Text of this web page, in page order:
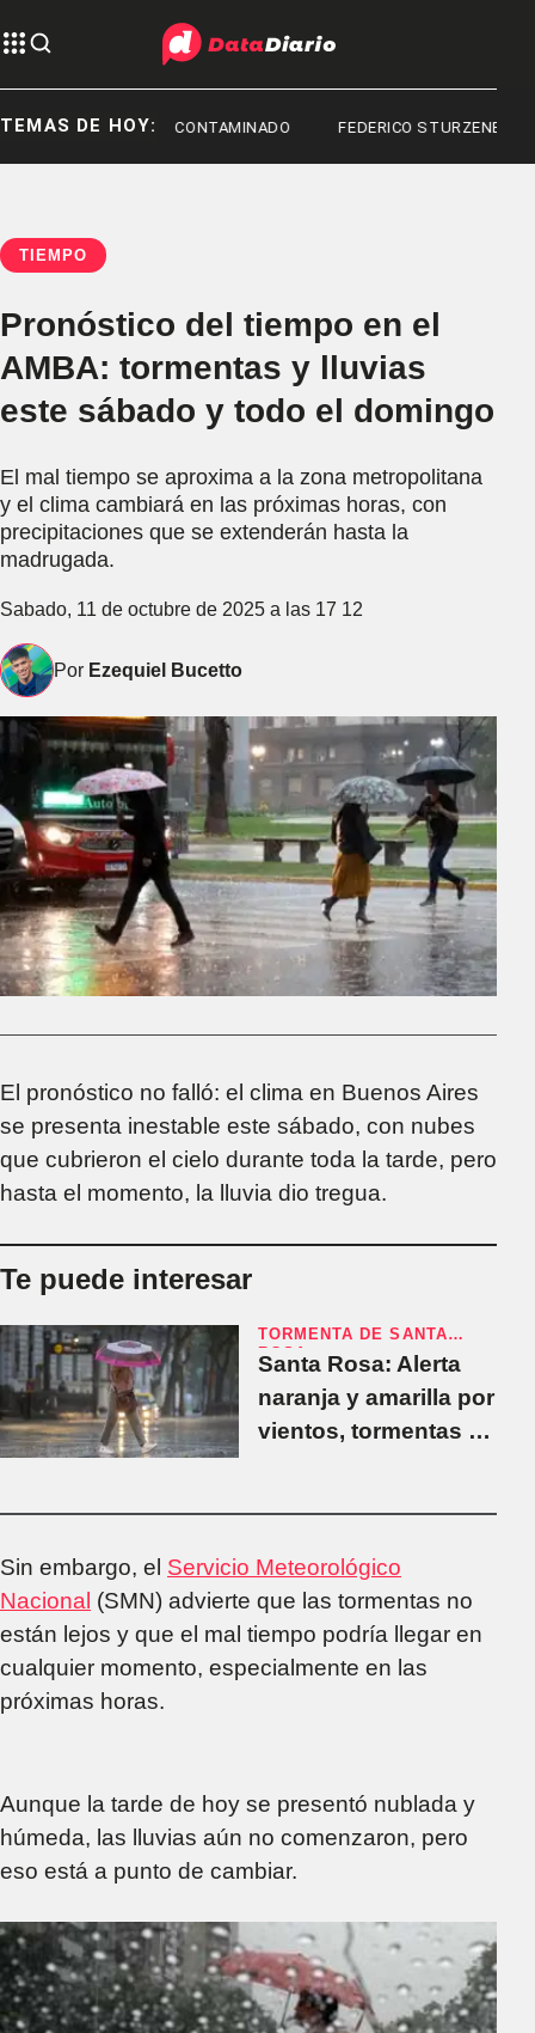
TEMAS DE HOY:
FENTANILO CONTAMINADO FEDERICO STURZENEGGER
TIEMPO
Pronóstico del tiempo en el
AMBA: tormentas y lluvias
este sábado y todo el domingo
El mal tiempo se aproxima a la zona metropolitana
y el clima cambiará en las próximas horas, con
precipitaciones que se extenderán hasta la
madrugada.
Sabado, 11 de octubre de 2025 a las 17 12
Por Ezequiel Bucetto
El pronóstico no falló: el clima en Buenos Aires
se presenta inestable este sábado, con nubes
que cubrieron el cielo durante toda la tarde, pero
hasta el momento, la lluvia dio tregua.
Te puede interesar
TORMENTA DE SANTA
ROSA
Santa Rosa: Alerta
naranja y amarilla por
vientos, tormentas y
Sin embargo, el Servicio Meteorológico
Nacional (SMN) advierte que las tormentas no
están lejos y que el mal tiempo podría llegar en
cualquier momento, especialmente en las
próximas horas.
Aunque la tarde de hoy se presentó nublada y
húmeda, las lluvias aún no comenzaron, pero
eso está a punto de cambiar.